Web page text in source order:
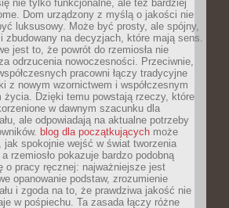
nie tylko funkcjonalne, ale też bardziej
Dom urządzony z myślą o jakości nie
luksusowy. Może być prosty, ale spójny,
i zbudowany na decyzjach, które mają sens.
jest to, że powrót do rzemiosła nie
odrzucenia nowoczesności. Przeciwnie,
pracowni łączy tradycyjne
z nowym wzornictwem i współczesnym
życia. Dzięki temu powstają rzeczy, które
w dawnym szacunku dla
ale odpowiadają na aktualne potrzeby
blog dla początkujących może
jak spokojnie wejść w świat tworzenia
rzemiosło pokazuje bardzo podobną
o pracy ręcznej: najważniejsze jest
opanowanie podstaw, zrozumienie
i zgoda na to, że prawdziwa jakość nie
w pośpiechu. Ta zasada łączy różne